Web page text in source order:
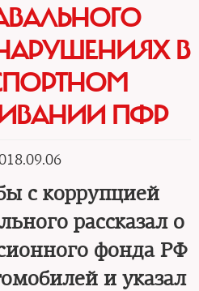
В
ПФР
с коррупцией
рассказал о
фонда РФ
и указал